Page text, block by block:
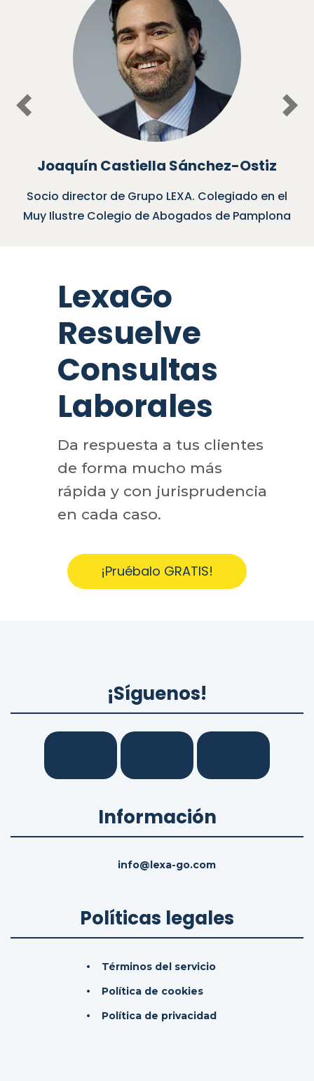
Castiella Sánchez-Ostiz
director de Grupo LEXA. Colegiado en el
Colegio de Abogados de Pamplona
Previous
LexaGo
Resuelve
Consultas
Laborales
Da respuesta a tus clientes
de forma mucho más
rápida y con jurisprudencia
en cada caso.
¡Pruébalo GRATIS!
¡Síguenos!
Información
info@lexa-go.com
Políticas legales
Términos del servicio
Política de cookies
Política de privacidad